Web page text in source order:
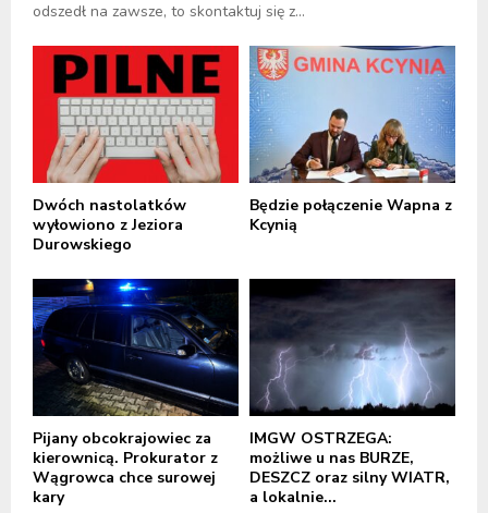
odszedł na zawsze, to skontaktuj się z...
Dwóch nastolatków
wyłowiono z Jeziora
Durowskiego
Będzie połączenie Wapna z
Kcynią
Pijany obcokrajowiec za
kierownicą. Prokurator z
Wągrowca chce surowej
kary
IMGW OSTRZEGA:
możliwe u nas BURZE,
DESZCZ oraz silny WIATR,
a lokalnie...